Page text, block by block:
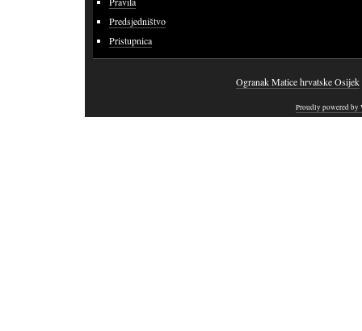
Predsjedništvo
Pristupnica
Ogranak Matice hrvatske Osijek
Proudly powered by